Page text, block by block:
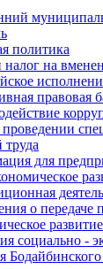
политика
на
правовая
труда
для
о передаче
развитие
социально -